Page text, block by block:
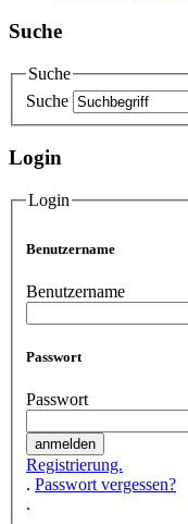
Suche
Suche
Suche
Login
Login
Benutzername
Benutzername
Passwort
Passwort
Registrierung.
. Passwort vergessen?
.